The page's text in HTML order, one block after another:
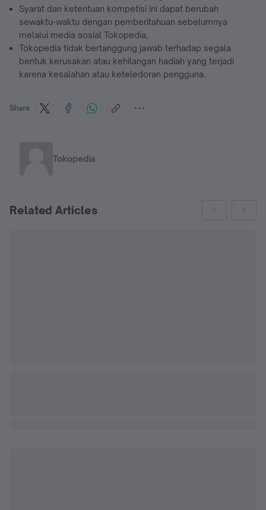
Syarat dan ketentuan kompetisi ini dapat berubah
sewaktu-waktu dengan pemberitahuan sebelumnya
melalui media sosial Tokopedia,
Tokopedia tidak bertanggung jawab terhadap segala
bentuk kerusakan atau kehilangan hadiah yang terjadi
karena kesalahan atau keteledoran pengguna.
Share
Tokopedia
Related Articles